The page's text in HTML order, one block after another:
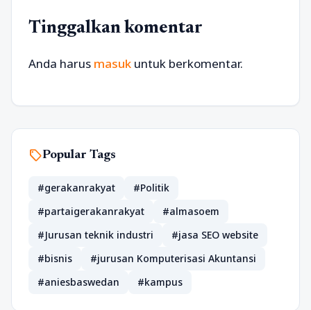
Tinggalkan komentar
Anda harus masuk untuk berkomentar.
sellPopular Tags
#gerakanrakyat
#Politik
#partaigerakanrakyat
#almasoem
#Jurusan teknik industri
#jasa SEO website
#bisnis
#jurusan Komputerisasi Akuntansi
#aniesbaswedan
#kampus